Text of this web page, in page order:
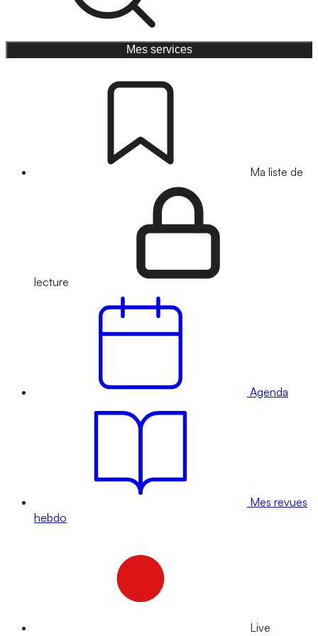
Mes services
Ma liste de
lecture
Agenda
Mes revues
hebdo
Live